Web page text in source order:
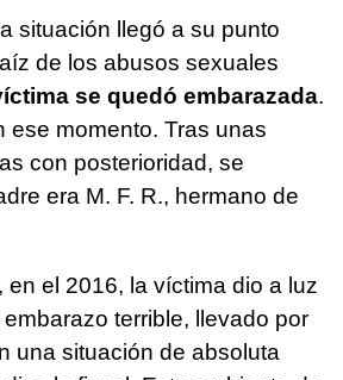
situación llegó a su punto
de los abusos sexuales
se quedó embarazada.
ese momento. Tras unas
con posterioridad, se
era M. F. R., hermano de
en el 2016, la víctima dio a luz
terrible, llevado por
una situación de absoluta